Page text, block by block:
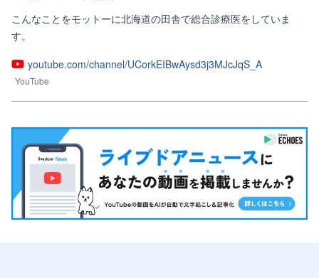
こんなことをモットーに北海道の田舎で総合診療医をしていま
す。
youtube.com/channel/UCorkEIBwAysd3j3MJcJqS_A
YouTube